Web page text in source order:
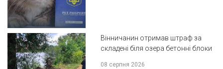
Вінничанин отримав штраф за
складені біля озера бетонні блоки
08 серпня 2026